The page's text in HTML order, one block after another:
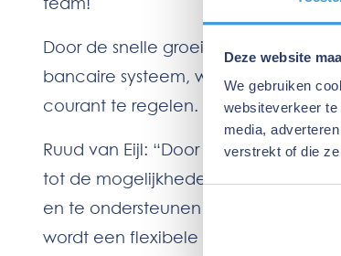
Deze website
We gebruiken
websiteverkeer
media,
verstrekt of die
Door de snelle groei was het
bancaire systeem, waardoor Jens
courant te regelen.
Ruud van Eijl: “Door onze
tot de mogelijkheden zou behoren.
en te ondersteunen bij verdere
wordt een flexibele schil gecreëerd,